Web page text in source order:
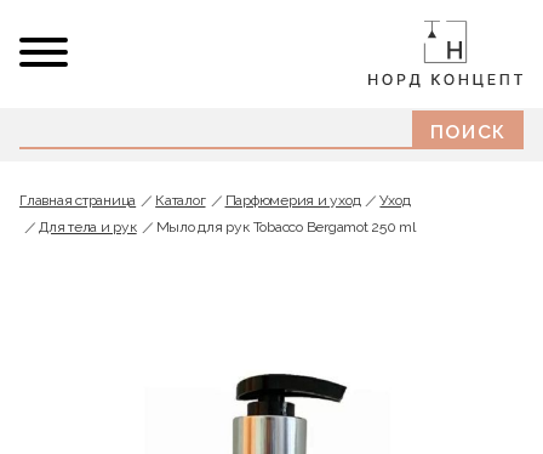
Главная страница Каталог Парфюмерия и уход
Уход
Для тела и рук
Мыло для рук Tobacco Bergamot 250 ml